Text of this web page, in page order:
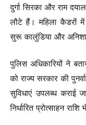
दुर्गा सिरका और राम
लौटे हैं। महिला कैडरों में
सुरू कालुंडिया और अनिशा
पुलिस अधिकारियों ने
को राज्य सरकार की
सुविधाएं उपलब्ध कराई
निर्धारित प्रोत्साहन राशि